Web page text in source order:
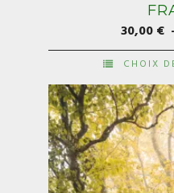
30,00€
CHOIX
produit
a
plusieurs
variations.
Les
options